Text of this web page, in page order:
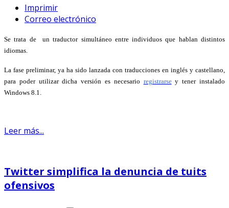
Imprimir
Correo electrónico
Se trata de un traductor simultáneo entre individuos que hablan distintos
idiomas.
La fase preliminar, ya ha sido lanzada con traducciones en inglés y castellano,
para poder utilizar dicha versión es necesario registrarsey tener instalado
Windows 8.1.
Leer más...
Twitter simplifica la denuncia de tuits
ofensivos